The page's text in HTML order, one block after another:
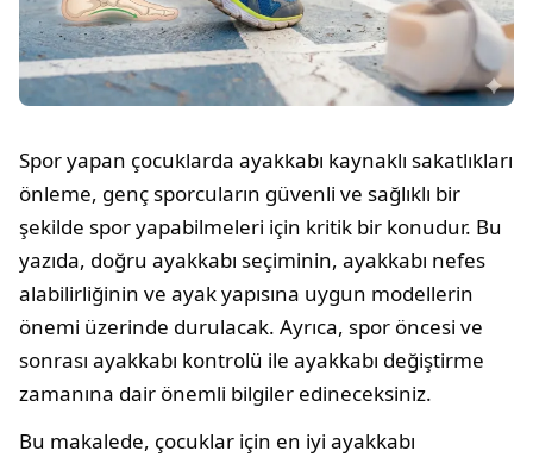
Spor yapan çocuklarda ayakkabı kaynaklı sakatlıkları
önleme, genç sporcuların güvenli ve sağlıklı bir
şekilde spor yapabilmeleri için kritik bir konudur. Bu
yazıda, doğru ayakkabı seçiminin, ayakkabı nefes
alabilirliğinin ve ayak yapısına uygun modellerin
önemi üzerinde durulacak. Ayrıca, spor öncesi ve
sonrası ayakkabı kontrolü ile ayakkabı değiştirme
zamanına dair önemli bilgiler edineceksiniz.
Bu makalede, çocuklar için en iyi ayakkabı